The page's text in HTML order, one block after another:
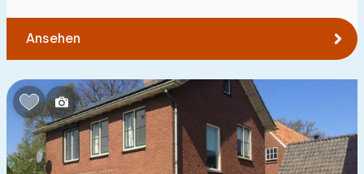
Ansehen